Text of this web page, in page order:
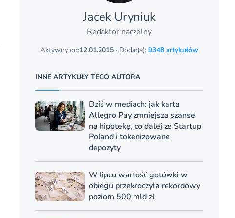
Jacek Uryniuk
Redaktor naczelny
Aktywny od:12.01.2015 · Dodał(a):9348 artykułów
INNE ARTYKUŁY TEGO AUTORA
Dziś w mediach: jak karta
Allegro Pay zmniejsza szanse
na hipotekę, co dalej ze Startup
Poland i tokenizowane
depozyty
W lipcu wartość gotówki w
obiegu przekroczyła rekordowy
poziom 500 mld zł